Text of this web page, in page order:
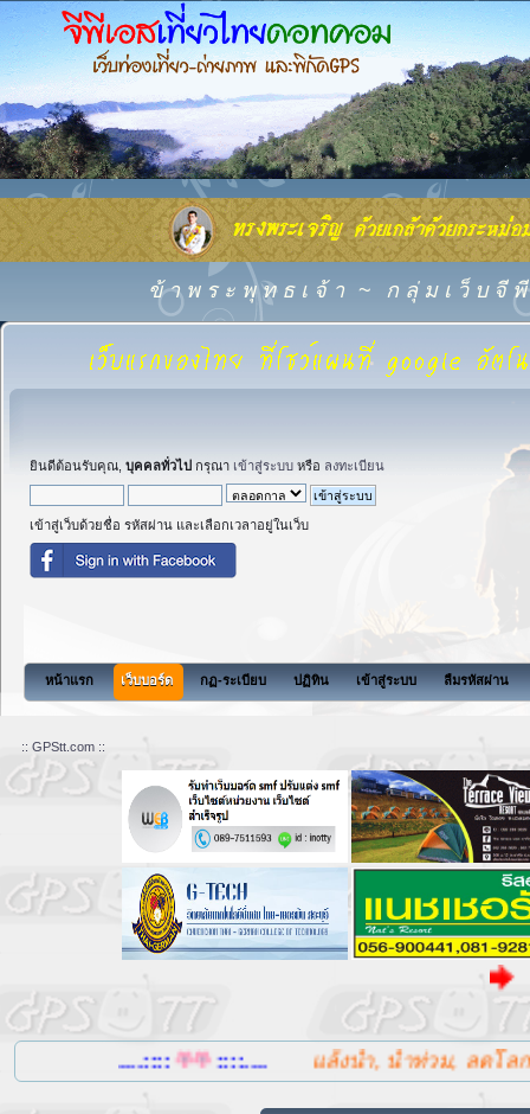
ข้ า พ ร ะ พุ ท ธ เ จ้ า ~ ก ลุ่ ม เ ว็ บ จี
ยินดีต้อนรับคุณ, บุคคลทั่วไป กรุณา เข้าสู่ระบบ หรือ ลงทะเบียน
เข้าสู่เว็บด้วยชื่อ รหัสผ่าน และเลือกเวลาอยู่ในเว็บ
หน้าแรก เว็บบอร์ด กฏ-ระเบียบ ปฏิทิน เข้าสู่ระบบ ลืมรหัสผ่าน
:: GPStt.com ::
ลิ้ ง
....:::: ::::.... แล้งน้ำ, น้ำท่วม, ลดโลกร้